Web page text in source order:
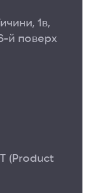
1в,
й поверх
(Product